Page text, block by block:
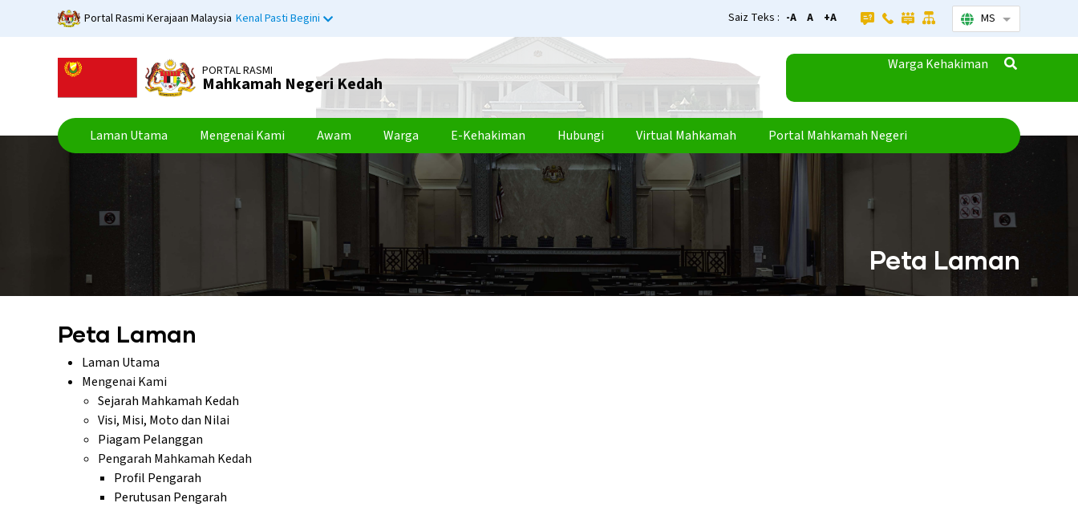
Portal Rasmi Kerajaan Malaysia Kenal Pasti Begini Saiz Teks : -A A +A MS Senarai
PORTAL RASMI
Mahkamah Negeri Kedah
Warga Kehakiman
Laman Utama Mengenai Kami Awam Warga E-Kehakiman Hubungi Virtual Mahkamah Portal Mahkamah Negeri
Peta Laman
Peta Laman
Laman Utama
Mengenai Kami
Sejarah Mahkamah Kedah
Visi, Misi, Moto dan Nilai
Piagam Pelanggan
Pengarah Mahkamah Kedah
Profil Pengarah
Perutusan Pengarah